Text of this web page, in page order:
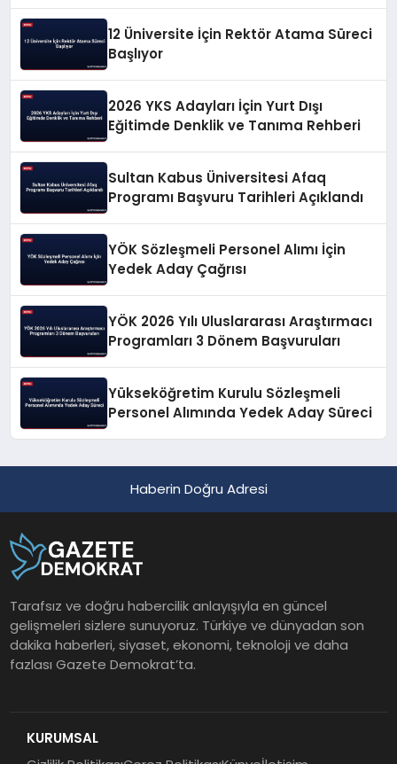
12 Üniversite İçin Rektör Atama Süreci
Başlıyor
2026 YKS Adayları İçin Yurt Dışı
Eğitimde Denklik ve Tanıma Rehberi
Sultan Kabus Üniversitesi Afaq
Programı Başvuru Tarihleri Açıklandı
YÖK Sözleşmeli Personel Alımı İçin
Yedek Aday Çağrısı
YÖK 2026 Yılı Uluslararası Araştırmacı
Programları 3 Dönem Başvuruları
Yükseköğretim Kurulu Sözleşmeli
Personel Alımında Yedek Aday Süreci
Haberin Doğru Adresi
Tarafsız ve doğru habercilik anlayışıyla en güncel
gelişmeleri sizlere sunuyoruz. Türkiye ve dünyadan son
dakika haberleri, siyaset, ekonomi, teknoloji ve daha
fazlası Gazete Demokrat’ta.
KURUMSAL